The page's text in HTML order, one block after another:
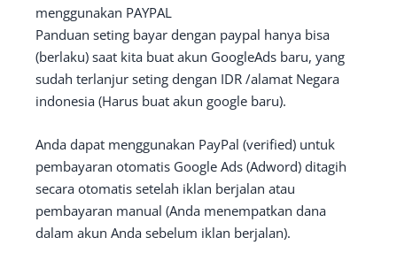
menggunakan PAYPAL
Panduan seting bayar dengan paypal hanya bisa
(berlaku) saat kita buat akun GoogleAds baru, yang
sudah terlanjur seting dengan IDR /alamat Negara
indonesia (Harus buat akun google baru).
Anda dapat menggunakan PayPal (verified) untuk
pembayaran otomatis Google Ads (Adword) ditagih
secara otomatis setelah iklan berjalan atau
pembayaran manual (Anda menempatkan dana
dalam akun Anda sebelum iklan berjalan).